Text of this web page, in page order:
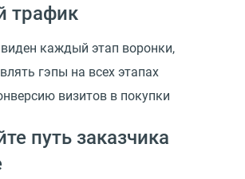
трафик
каждый этап воронки,
гэпы на всех этапах
визитов в покупки
путь заказчика